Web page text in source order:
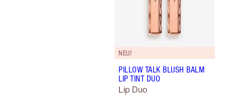
NEU!
PILLOW TALK BLUSH BALM
LIP TINT DUO
Lip Duo